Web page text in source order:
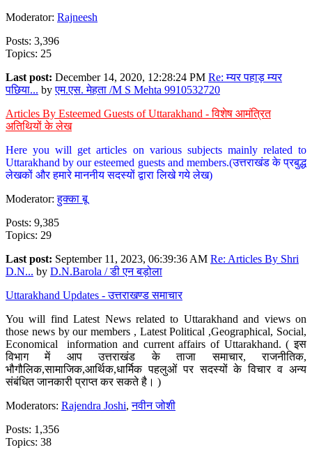
Moderator: Rajneesh
Posts: 3,396
Topics: 25
Last post: December 14, 2020, 12:28:24 PM Re: म्यर पहाड़ म्यर
पछिया... byएम.एस. मेहता /M S Mehta 9910532720
Articles By Esteemed Guests of Uttarakhand - विशेष आमंत्रित
अतिथियों के लेख
Here you will get articles on various subjects mainly related to
Uttarakhand by our esteemed guests and members.(उत्तराखंड के प्रबुद्ध
लेखकों और हमारे माननीय सदस्यों द्वारा लिखे गये लेख)
Moderator:हुक्का बू
Posts: 9,385
Topics: 29
Last post: September 11, 2023, 06:39:36 AM Re: Articles By Shri
D.N... by D.N.Barola / डी एन बड़ोला
Uttarakhand Updates - उत्तराखण्ड समाचार
You will find Latest News related to Uttarakhand and views on
those news by our members , Latest Political ,Geographical, Social,
Economical information and current affairs of Uttarakhand. ( इस
विभाग में आप उत्तराखंड के ताजा समाचार, राजनीतिक,
भौगौलिक,सामाजिक,आर्थिक,धार्मिक पहलुओं पर सदस्यों के विचार व अन्य
संबंधित जानकारी प्राप्त कर सकते है। )
Moderators: Rajendra Joshi,नवीन जोशी
Posts: 1,356
Topics: 38